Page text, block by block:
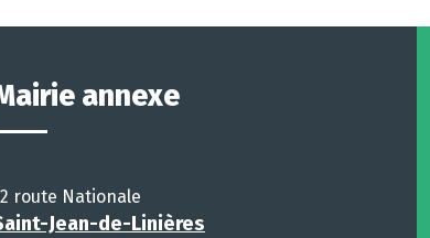
annexe
route Nationale
Jean-de-Linières